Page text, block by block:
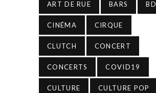
ART DE RUE BARS BD
CINÉMA CIRQUE
CLUTCH CONCERT
CONCERTS COVID19
CULTURE CULTURE POP